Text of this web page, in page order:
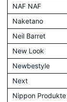
NAF NAF
Naketano
Neil Barret
New Look
Newbestyle
Next
Nippon